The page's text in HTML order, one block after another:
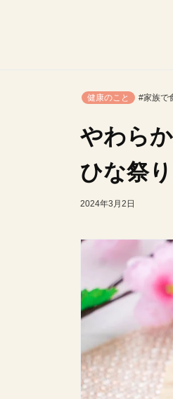
健康のこと #家族で
やわら
ひな祭
2024年3月2日